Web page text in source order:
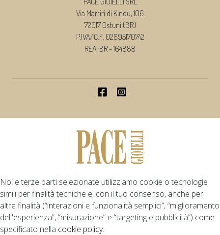
Via Martiri di Kindu, 106
72017 Ostuni (BR)
P.IVA/C.F. 02695170742
REA: BR - 164888
Noi e terze parti selezionate utilizziamo cookie o tecnologie
simili per finalità tecniche e, con il tuo consenso, anche per
altre finalità (“interazioni e funzionalità semplici”, “miglioramento
dell'esperienza”, “misurazione” e “targeting e pubblicità”) come
specificato nella cookie policy.